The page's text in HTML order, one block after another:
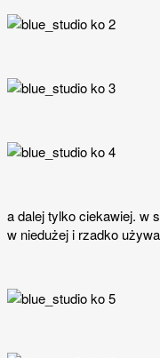
a dalej tylko ciekawiej. w
w niedużej i rzadko